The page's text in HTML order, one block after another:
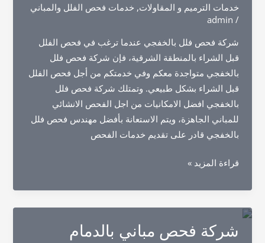
خدمات الترميم و المقاولات, خدمات فحص الفلل والمباني
/
admin
شركة فحص فلل بالخفجي عندما ترغب في فحص الفلل
قبل الشراء بالمنطقة الشرقية، فإن شركة فحص فلل
بالخفجي متواجدة معكم وفي خدمتكم من أجل فحص الفلل
قبل الشراء بشكل طبيعي. وتمتلك شركة فحص فلل
بالخفجي افضل الامكانيات من اجل الفحص الانشائي
للمباني الجاهزة، ويتم الاستعانة بأفضل مهندس فحص فلل
بالخفجي قادر على تقديم خدمات الفحص
شركة
فلل
بالخفجي
قراءة المزيد »
شركة فحص مباني بالدمام